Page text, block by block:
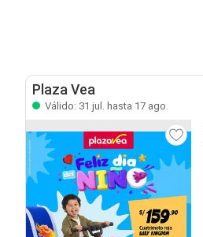
Plaza Vea
Válido: 31 jul. hasta 17 ago.